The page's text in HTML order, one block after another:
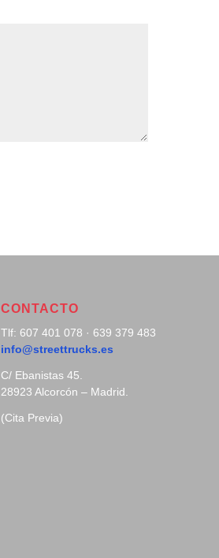
CONTACTO
Tlf: 607 401 078 · 639 379 483
info@streettrucks.es
C/ Ebanistas 45.
28923 Alcorcón – Madrid.
(Cita Previa)